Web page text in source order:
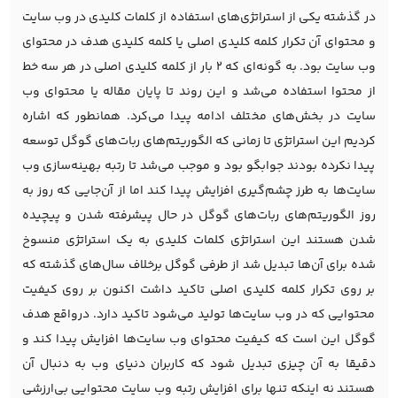
در گذشته یکی از استراتژی‌های استفاده از کلمات کلیدی در وب سایت
و محتوای آن تکرار کلمه کلیدی اصلی یا کلمه کلیدی هدف در محتوای
وب سایت بود. به گونه‌ای که 2 بار از کلمه کلیدی اصلی در هر سه خط
از محتوا استفاده می‌شد و این روند تا پایان مقاله یا محتوای وب
سایت در بخش‌های مختلف ادامه پیدا می‌کرد. همانطور که اشاره
کردیم این استراتژی تا زمانی که الگوریتم‌های ربات‌های گوگل توسعه
پیدا نکرده بودند جوابگو بود و موجب می‌شد تا رتبه بهینه‌سازی وب
سایت‌ها به طرز چشم‌گیری افزایش پیدا کند اما از آن‌جایی که روز به
روز الگوریتم‌های ربات‌های گوگل در حال پیشرفته شدن و پیچیده
شدن هستند این استراتژی کلمات کلیدی به یک استراتژی منسوخ
شده برای آن‌ها تبدیل شد از طرفی گوگل برخلاف سال‌های گذشته که
بر روی تکرار کلمه کلیدی اصلی تاکید داشت اکنون بر روی کیفیت
محتوایی که در وب سایت‌ها تولید می‌شود تاکید دارد. درواقع هدف
گوگل این است که کیفیت محتوای وب سایت‌ها افزایش پیدا کند و
دقیقا به آن چیزی تبدیل شود که کاربران دنیای وب به دنبال آن
هستند نه اینکه تنها برای افزایش رتبه وب سایت محتوایی بی‌ارزشی